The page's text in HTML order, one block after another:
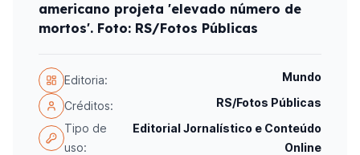
americano projeta 'elevado número de
mortos'. Foto: RS/Fotos Públicas
Editoria: Mundo
Créditos:
RS/Fotos Públicas
Tipo de
uso:
Editorial Jornalístico e Conteúdo
Online